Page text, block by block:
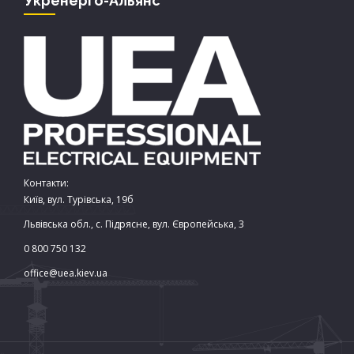
Контакти:
Київ, вул. Турівська, 19б
Львівська обл., с. Підрясне, вул. Європейська, 3
0 800 750 132
office@uea.kiev.ua